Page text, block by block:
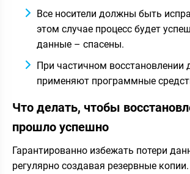
Все носители должны быть
этом случае процесс будет
данные – спасены.
При частичном восстановлении
применяют программные
Что делать, чтобы
прошло успешно
Гарантированно избежать потери
регулярно создавая резервные